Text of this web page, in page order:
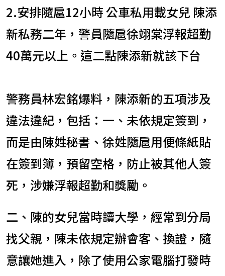
2.安排隨扈12小時 公車私用載女兒 陳添
新私務二年，警員隨扈徐翊棠浮報超勤
40萬元以上。這二點陳添新就該下台
警務員林宏銘爆料，陳添新的五項涉及
違法違紀，包括：一、未依規定簽到，
而是由陳姓秘書、徐姓隨扈用便條紙貼
在簽到簿，預留空格，防止被其他人簽
死，涉嫌浮報超勤和獎勵。
二、陳的女兒當時讀大學，經常到分局
找父親，陳未依規定辦會客、換證，隨
意讓她進入，除了使用公家電腦打發時